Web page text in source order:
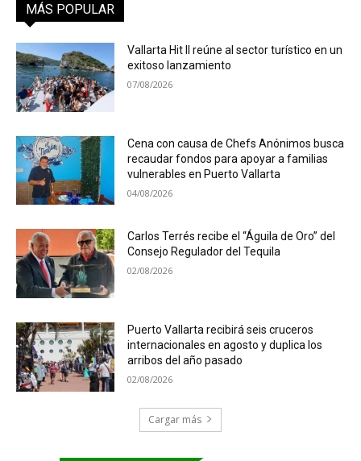
MÁS POPULAR
Vallarta Hit II reúne al sector turístico en un
exitoso lanzamiento
07/08/2026
Cena con causa de Chefs Anónimos busca
recaudar fondos para apoyar a familias
vulnerables en Puerto Vallarta
04/08/2026
Carlos Terrés recibe el “Águila de Oro” del
Consejo Regulador del Tequila
02/08/2026
Puerto Vallarta recibirá seis cruceros
internacionales en agosto y duplica los
arribos del año pasado
02/08/2026
Cargar más